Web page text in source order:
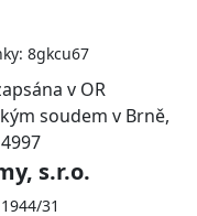
8gkcu67
v OR
soudem v Brně,
s.r.o.
31